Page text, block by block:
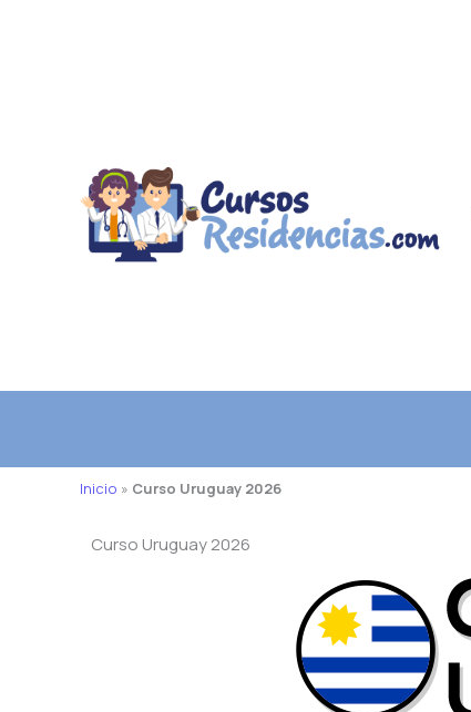
Inicio » Curso Uruguay 2026
Curso Uruguay 2026